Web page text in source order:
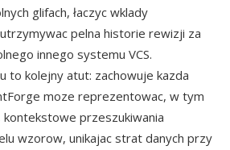
glifach, łaczyc wklady
pelna historie rewizji za
innego systemu VCS.
to kolejny atut: zachowuje kazda
moze reprezentowac, w tym
przeszukiwania
wzorow, unikajac strat danych przy